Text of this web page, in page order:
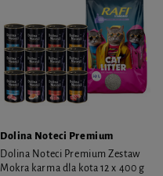
Dolina Noteci Premium
Dolina Noteci Premium Zestaw
Mokra karma dla kota 12 x 400 g